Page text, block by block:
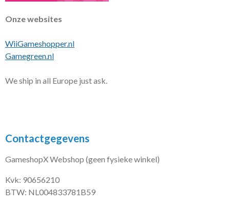
Onze websites
WiiGameshopper.nl
Gamegreen.nl
We ship in all Europe just ask.
Contactgegevens
GameshopX Webshop (geen fysieke winkel)
Kvk: 90656210
BTW: NL004833781B59